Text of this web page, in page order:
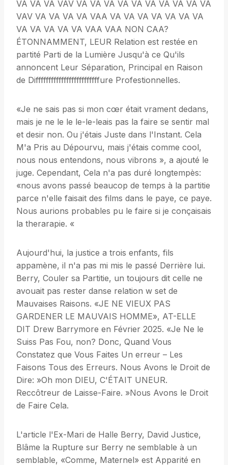
VA VA VA VAV VA VA VA VA VA VA VA VA VA VA
VAV VA VA VA VA VAA VA VA VA VA VA VA VA
VA VA VA VA VA VAA VAA NON CAA?
ÉTONNAMMENT, LEUR Relation est restée en
partité Parti de la Lumière Jusqu'à ce Qu'ils
annoncent Leur Séparation, Principal en Raison
de Difffffffffffffffffffffffffure Profestionnelles.
«Je ne sais pas si mon cœr était vrament dedans,
mais je ne le le le-le-leais pas la faire se sentir mal
et desir non. Ou j'étais Juste dans l'Instant. Cela
M'a Pris au Dépourvu, mais j'étais comme cool,
nous nous entendons, nous vibrons », a ajouté le
juge. Cependant, Cela n'a pas duré longtempès:
«nous avons passé beaucop de temps à la partitie
parce n'elle faisait des films dans le paye, ce paye.
Nous aurions probables pu le faire si je conçaisais
la therarapie. «
Aujourd'hui, la justice a trois enfants, fils
appamène, il n'a pas mi mis le passé Derrière lui.
Berry, Couler sa Partitie, un toujours dit celle ne
avouait pas rester danse relation w set de
Mauvaises Raisons. «JE NE VIEUX PAS
GARDENER LE MAUVAIS HOMME», AT-ELLE
DIT Drew Barrymore en Février 2025. «Je Ne le
Suiss Pas Fou, non? Donc, Quand Vous
Constatez que Vous Faites Un erreur – Les
Faisons Tous des Erreurs. Nous Avons le Droit de
Dire: »Oh mon DIEU, C'ÉTAIT UNEUR.
Reccôtreur de Laisse-Faire. »Nous Avons le Droit
de Faire Cela.
L'article l'Ex-Mari de Halle Berry, David Justice,
Blâme la Rupture sur Berry ne semblable à un
semblable, «Comme, Maternel» est Apparité en